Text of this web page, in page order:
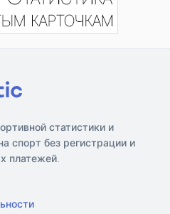
статистики и
спорт без регистрации и
платежей.